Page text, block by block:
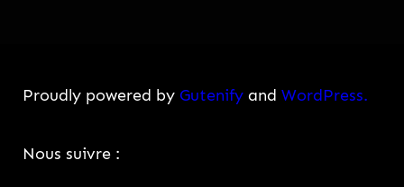
Proudly powered by Gutenify and WordPress.
Nous suivre :